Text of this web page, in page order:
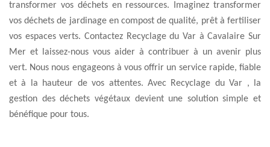
transformer vos déchets en ressources. Imaginez transformer
vos déchets de jardinage en compost de qualité, prêt à fertiliser
vos espaces verts. Contactez Recyclage du Var à Cavalaire Sur
Mer et laissez-nous vous aider à contribuer à un avenir plus
vert. Nous nous engageons à vous offrir un service rapide, fiable
et à la hauteur de vos attentes. Avec Recyclage du Var , la
gestion des déchets végétaux devient une solution simple et
bénéfique pour tous.